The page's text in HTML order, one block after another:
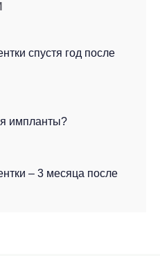
спустя год после
импланты?
– 3 месяца после